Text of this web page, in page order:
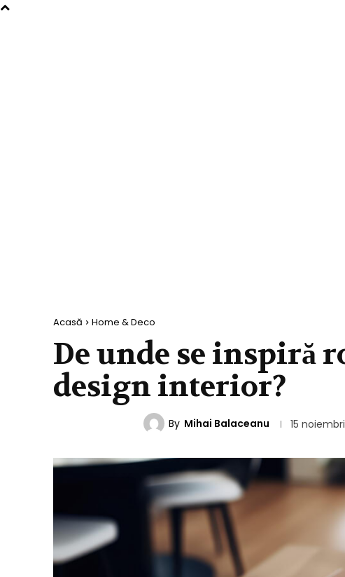
Acasă Home & Deco
De unde se inspiră
design interior?
By Mihai Balaceanu 15